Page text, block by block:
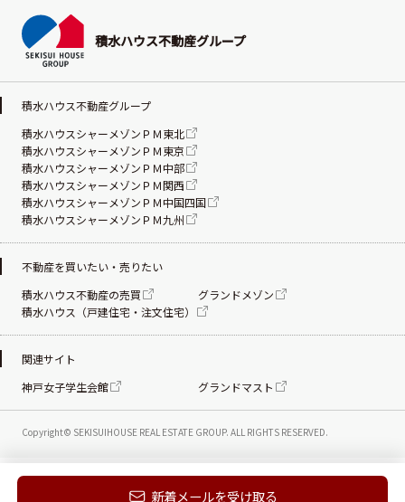
新着メールを受け取る
積水ハウス不動産グループ
Copyright© SEKISUIHOUSE REAL ESTATE GROUP. ALL RIGHTS RESERVED.
積水ハウス不動産グループ
積水ハウスシャーメゾンＰＭ東北
積水ハウスシャーメゾンＰＭ東京
積水ハウスシャーメゾンＰＭ中部
積水ハウスシャーメゾンＰＭ関西
積水ハウスシャーメゾンＰＭ中国四国
積水ハウスシャーメゾンＰＭ九州
不動産を買いたい・売りたい
積水ハウス不動産の売買
グランドメゾン
積水ハウス（戸建住宅・注文住宅）
関連サイト
神戸女子学生会館
グランドマスト